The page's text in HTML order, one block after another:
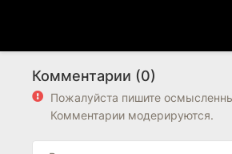
Комментарии (0)
Пожалуйста пишите
Комментарии модерируются.